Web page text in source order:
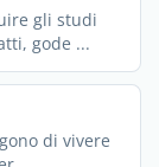
gli studi
gode ...
di vivere